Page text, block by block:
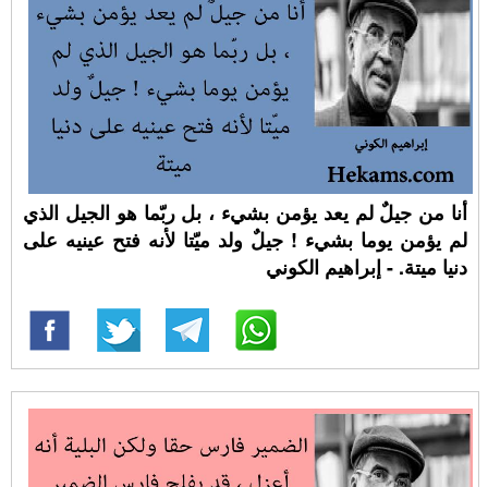
أنا من جيلٌ لم يعد يؤمن بشيء ، بل ربّما هو الجيل الذي
لم يؤمن يوما بشيء ! جيلٌ ولد ميّتا لأنه فتح عينيه على
دنيا ميتة. - إبراهيم الكوني